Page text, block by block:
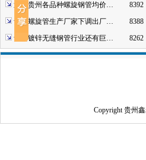
近期贵州各品种螺旋钢管均价…
8392
贵州螺旋管生产厂家下调出厂…
8388
贵州镀锌无缝钢管行业还有巨…
8262
Copyright 贵州